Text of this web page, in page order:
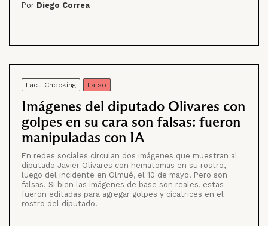
Por Diego Correa
Fact-Checking Falso
Imágenes del diputado Olivares con
golpes en su cara son falsas: fueron
manipuladas con IA
En redes sociales circulan dos imágenes que muestran al
diputado Javier Olivares con hematomas en su rostro,
luego del incidente en Olmué, el 10 de mayo. Pero son
falsas. Si bien las imágenes de base son reales, estas
fueron editadas para agregar golpes y cicatrices en el
rostro del diputado.